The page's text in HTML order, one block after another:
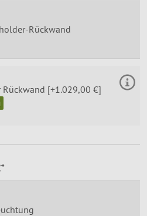
Rückwand
Rückwand [+1.029,00 €]
*